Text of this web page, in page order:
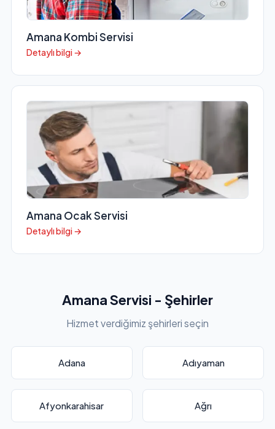
Amana Kombi Servisi
Detaylı bilgi →
Amana Ocak Servisi
Detaylı bilgi →
Amana Servisi - Şehirler
Hizmet verdiğimiz şehirleri seçin
Adana Adıyaman
Afyonkarahisar Ağrı